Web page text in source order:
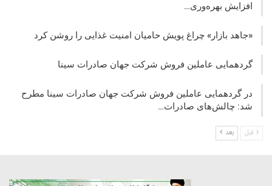
افزایش بهره‌وری…
«جاهد بازار» چراغ پویش حامیان امنیت غذایی را روشن کرد
گردهمایی عاملین فروش شرکت جهان صادرات سینا
در گردهمایی عاملین فروش شرکت جهان صادرات سینا مطرح
شد: چالش‌های صادرات…
قبل بعد